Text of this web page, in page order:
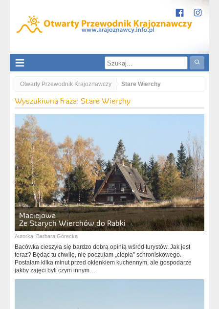
Otwarty Przewodnik Krajoznawczy Stare Wierchy
Wyszukiwna fraza: Stare Wierchy
Maciejowa
Ze Starych Wierchów do Rabki
Autorka: Barbara Górecka
Bacówka cieszyła się bardzo dobrą opinią wśród turystów. Jak jest
teraz? Będąc tu chwilę, nie poczułam „ciepła” schroniskowego.
Postałam kilka minut przed okienkiem kuchennym, ale gospodarze
jakby zajęci byli czym innym…